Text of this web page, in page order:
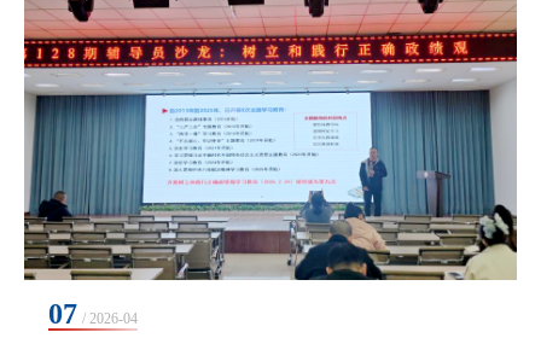
引导、应急处置等关键环节。演练开始前，相关人员对公寓楼内的
消防通道、安全出口、应急照明、应急广播等设施进行...
07 / 2026-04